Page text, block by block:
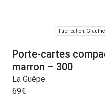
Fabrication:
Porte-cartes
marron – 300
La Guêpe
69€